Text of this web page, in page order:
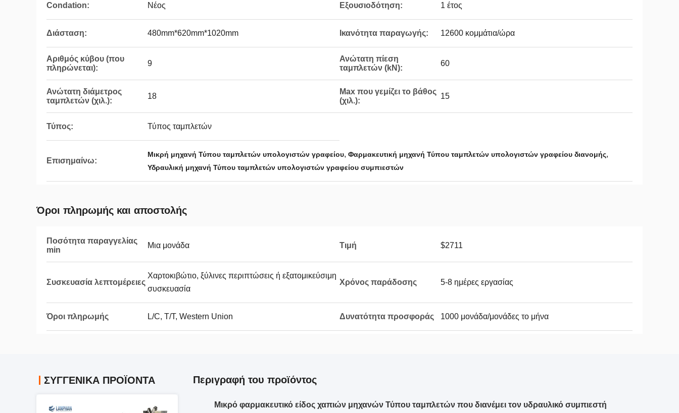
Condation: Νέος Εξουσιοδότηση: 1 έτος
Διάσταση: 480mm*620mm*1020mm Ικανότητα παραγωγής: 12600 κομμάτια/ώρα
Αριθμός κύβου (που
πληρώνεται):
9
Ανώτατη πίεση
ταμπλετών (kN):
60
Ανώτατη διάμετρος
ταμπλετών (χιλ.):
18
Max που γεμίζει το βάθος
(χιλ.):
15
Τύπος: Τύπος ταμπλετών
Επισημαίνω:
Μικρή μηχανή Τύπου ταμπλετών υπολογιστών γραφείου, Φαρμακευτική μηχανή Τύπου ταμπλετών υπολογιστών γραφείου διανομής,
Υδραυλική μηχανή Τύπου ταμπλετών υπολογιστών γραφείου συμπιεστών
Όροι πληρωμής και αποστολής
Ποσότητα παραγγελίας
min
Μια μονάδα Τιμή $2711
Συσκευασία λεπτομέρειες
Χαρτοκιβώτιο, ξύλινες περιπτώσεις ή εξατομικεύσιμη
συσκευασία
Χρόνος παράδοσης 5-8 ημέρες εργασίας
Όροι πληρωμής L/C, T/T, Western Union Δυνατότητα προσφοράς 1000 μονάδα/μονάδες το μήνα
ΣΥΓΓΕΝΙΚΆ ΠΡΟΪΌΝΤΑ Περιγραφή του προϊόντος
Μικρό φαρμακευτικό είδος χαπιών μηχανών Τύπου ταμπλετών που διανέμει τον υδραυλικό συμπιεστή